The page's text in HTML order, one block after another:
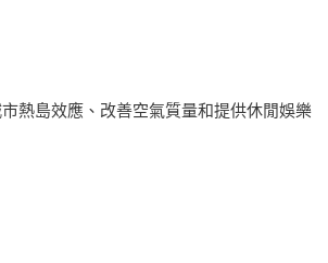
熱島效應、改善空氣質量和提供休閒娛樂